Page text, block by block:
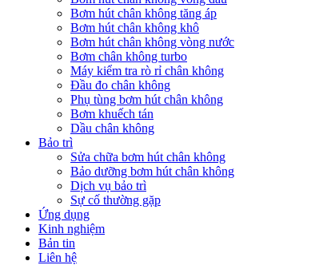
Bơm hút chân không tăng áp
Bơm hút chân không khô
Bơm hút chân không vòng nước
Bơm chân không turbo
Máy kiểm tra rò rỉ chân không
Đầu đo chân không
Phụ tùng bơm hút chân không
Bơm khuếch tán
Dầu chân không
Bảo trì
Sửa chữa bơm hút chân không
Bảo dưỡng bơm hút chân không
Dịch vụ bảo trì
Sự cố thường gặp
Ứng dụng
Kinh nghiệm
Bản tin
Liên hệ